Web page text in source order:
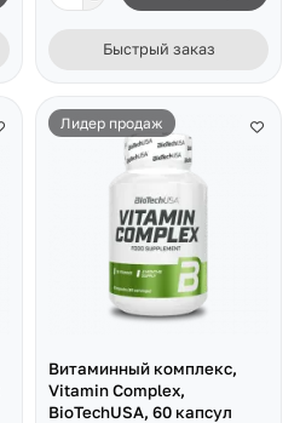
Быстрый заказ
Лидер продаж
Витаминный комплекс,
Vitamin Complex,
BioTechUSA, 60 капсул